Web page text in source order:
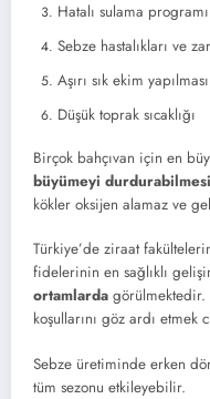
Hatalı sulama programı
Sebze hastalıkları ve
Aşırı sık ekim yapılması
Düşük toprak sıcaklığı
Birçok bahçıvan için en
büyümeyi
kökler oksijen alamaz ve
Türkiye’de ziraat
fidelerinin en sağlıklı
ortamlarda görülmektedir.
koşullarını göz ardı
Sebze üretiminde erken
tüm sezonu etkileyebilir.